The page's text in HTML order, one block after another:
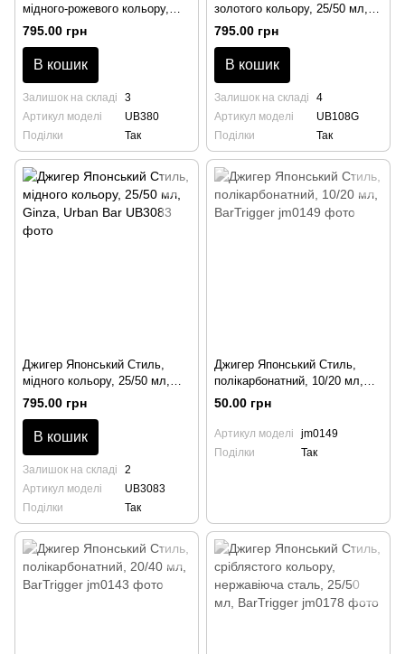
мідного-рожевого кольору,
25/50 мл, Ginza, Urban Bar
795.00 грн
В кошик
Залишок на складі
3
Артикул моделі
UB380
Поділки
Так
золотого кольору, 25/50 мл,
Ginza, Urban Bar
795.00 грн
В кошик
Залишок на складі
4
Артикул моделі
UB108G
Поділки
Так
Джигер Японський Стиль,
мідного кольору, 25/50 мл,
Ginza, Urban Bar
795.00 грн
В кошик
Залишок на складі
2
Артикул моделі
UB3083
Поділки
Так
Джигер Японський Стиль,
полікарбонатний, 10/20 мл,
BarTrigger
50.00 грн
Артикул моделі
jm0149
Поділки
Так